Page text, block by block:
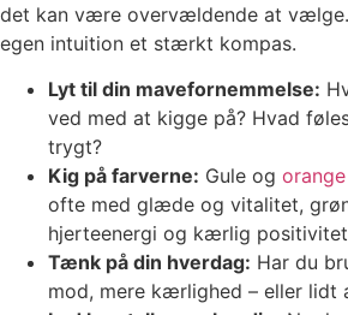
det kan være overvældende at
egen intuition et stærkt kompas.
Lyt til din mavefornemmelse:
ved med at kigge på? Hvad
trygt?
Kig på farverne: Gule og
ofte med glæde og vitalitet,
hjerteenergi og kærlig
Tænk på din hverdag: Har du
mod, mere kærlighed – eller lidt